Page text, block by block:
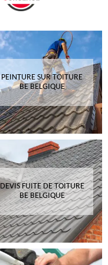
PEINTURE SUR TOITURE
BE BELGIQUE
DEVIS FUITE DE TOITURE
BE BELGIQUE